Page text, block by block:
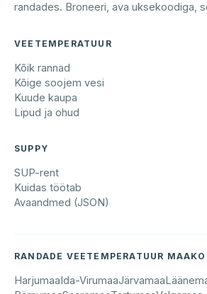
randades. Broneeri, ava uksekoodiga,
VEETEMPERATUUR
Kõik rannad
Kõige soojem vesi
Kuude kaupa
Lipud ja ohud
SUPPY
SUP-rent
Kuidas töötab
Avaandmed (JSON)
RANDADE VEETEMPERATUUR
HarjumaaIda-VirumaaJärvamaa